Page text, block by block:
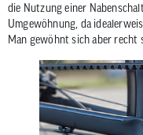
die Nutzung einer
Umgewöhnung, da
Man gewöhnt sich aber recht